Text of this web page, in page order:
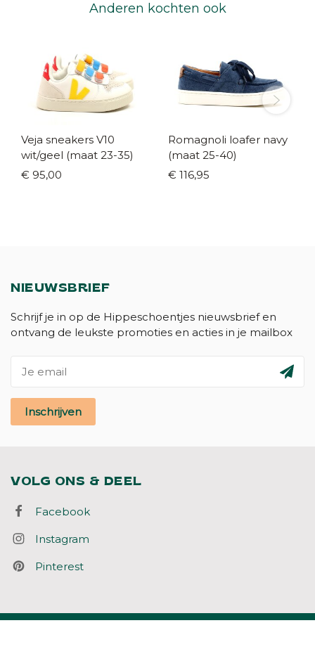
Anderen kochten ook
Veja sneakers V10
wit/geel (maat 23-35)
€ 95,00
Romagnoli loafer navy
(maat 25-40)
€ 116,95
NIEUWSBRIEF
Schrijf je in op de Hippeschoentjes nieuwsbrief en
ontvang de leukste promoties en acties in je mailbox
Inschrijven
VOLG ONS & DEEL
Facebook
Instagram
Pinterest